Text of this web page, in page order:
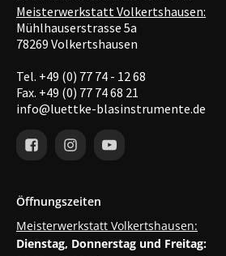
Meisterwerkstatt Volkertshausen:
Mühlhauserstrasse 5a
78269 Volkertshausen
Tel. +49 (0) 77 74 - 12 68
Fax. +49 (0) 77 74 68 21
info@luettke-blasinstrumente.de
Öffnungszeiten
Meisterwerkstatt Volkertshausen:
Dienstag, Donnerstag und Freitag: